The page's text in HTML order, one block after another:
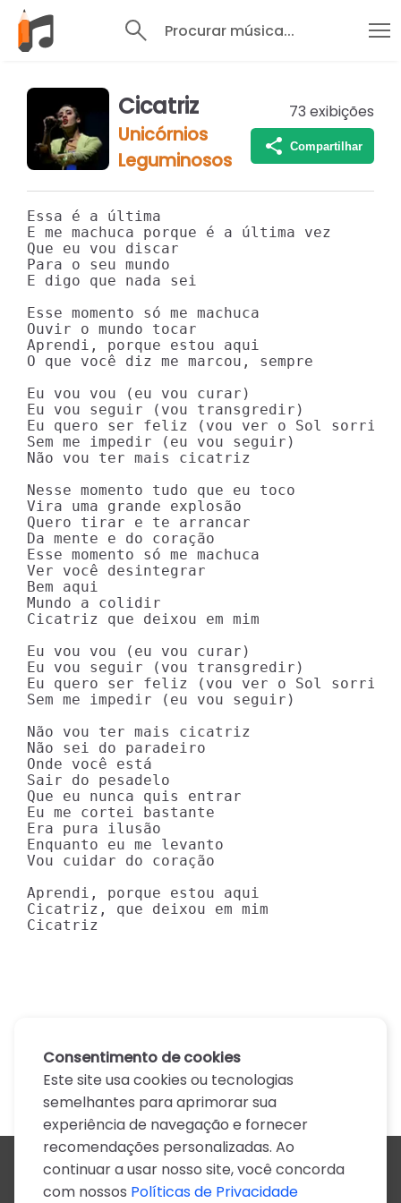
Procurar música...
Cicatriz
Unicórnios
Leguminosos
73 exibições
Compartilhar
Essa é a última
E me machuca porque é a última vez
Que eu vou discar
Para o seu mundo
E digo que nada sei
Esse momento só me machuca
Ouvir o mundo tocar
Aprendi, porque estou aqui
O que você diz me marcou, sempre
Eu vou vou (eu vou curar)
Eu vou seguir (vou transgredir)
Eu quero ser feliz (vou ver o Sol sorrir)
Sem me impedir (eu vou seguir)
Não vou ter mais cicatriz
Nesse momento tudo que eu toco
Vira uma grande explosão
Quero tirar e te arrancar
Da mente e do coração
Esse momento só me machuca
Ver você desintegrar
Bem aqui
Mundo a colidir
Cicatriz que deixou em mim
Eu vou vou (eu vou curar)
Eu vou seguir (vou transgredir)
Eu quero ser feliz (vou ver o Sol sorrir)
Sem me impedir (eu vou seguir)
Não vou ter mais cicatriz
Não sei do paradeiro
Onde você está
Sair do pesadelo
Que eu nunca quis entrar
Eu me cortei bastante
Era pura ilusão
Enquanto eu me levanto
Vou cuidar do coração
Aprendi, porque estou aqui
Cicatriz, que deixou em mim
Cicatriz
Todos os artistas
A
B C D E F G H I J
Consentimento de cookies
Este site usa cookies ou tecnologias
semelhantes para aprimorar sua
experiência de navegação e fornecer
recomendações personalizadas. Ao
continuar a usar nosso site, você concorda
com nossos Políticas de Privacidade